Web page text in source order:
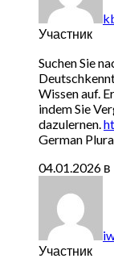
Участник
Suchen Sie
Wissen auf.
indem Sie
dazulernen.
German
04.01.2026 в
Участник